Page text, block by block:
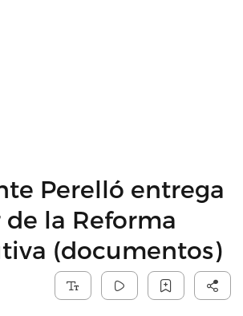
Perelló entrega
la Reforma
(documentos)